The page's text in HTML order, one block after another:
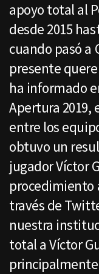
apoyo total al
desde 2015
cuando pasó a
presente
ha informado
Apertura
entre los
obtuvo un
jugador Víctor
procedimiento
través de
nuestra
total a Víctor